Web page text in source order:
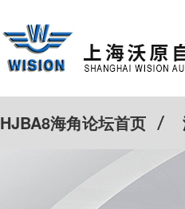
HJBA8海角论坛首页
客户案例